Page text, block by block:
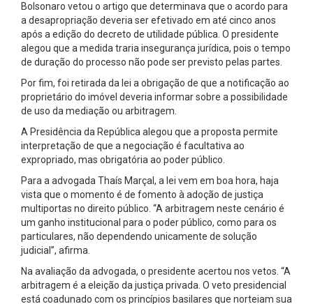
Bolsonaro vetou o artigo que determinava que o acordo para
a desapropriação deveria ser efetivado em até cinco anos
após a edição do decreto de utilidade pública. O presidente
alegou que a medida traria insegurança jurídica, pois o tempo
de duração do processo não pode ser previsto pelas partes.
Por fim, foi retirada da lei a obrigação de que a notificação ao
proprietário do imóvel deveria informar sobre a possibilidade
de uso da mediação ou arbitragem.
A Presidência da República alegou que a proposta permite
interpretação de que a negociação é facultativa ao
expropriado, mas obrigatória ao poder público.
Para a advogada Thaís Marçal, a lei vem em boa hora, haja
vista que o momento é de fomento à adoção de justiça
multiportas no direito público. “A arbitragem neste cenário é
um ganho institucional para o poder público, como para os
particulares, não dependendo unicamente de solução
judicial”, afirma.
Na avaliação da advogada, o presidente acertou nos vetos. “A
arbitragem é a eleição da justiça privada. O veto presidencial
está coadunado com os princípios basilares que norteiam sua